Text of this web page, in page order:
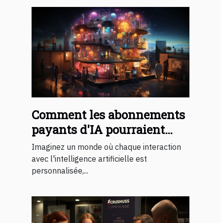
Comment les abonnements
payants d'IA pourraient
changer notre quotidien
Imaginez un monde où chaque interaction
avec l'intelligence artificielle est
personnalisée,...